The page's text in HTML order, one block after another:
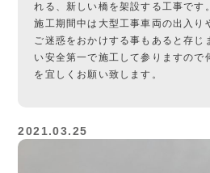
れる、新しい橋を架設する工事です。
施工期間中は大型工事車両の出入り
ご迷惑をおかけする事もあると存じ
い安全第一で施工して参りますので
を宜しくお願い致します。
2021.03.25